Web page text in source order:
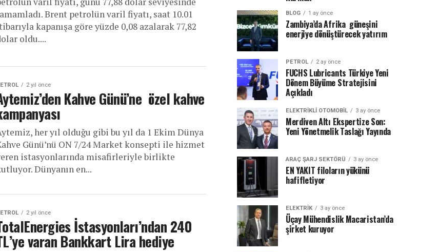
Brent petrolün varil fiyatı, saat 10.01
kapanışa göre yüzde 0,08 azalarak 77,82
oldu....
2 yıl önce
Kahve Günü’ne özel kahve
her yıl olduğu gibi bu yıl da 1 Ekim Dünya
Günü’nü ON 7/24 Market konsepti ile hizmet
istasyonlarında misafirleriyle birlikte
Dünyanın en...
2 yıl önce
İstasyonları’ndan 240
varan Bankkart Lira hediye
BLOG 1 ay önce
Zambiya’da Afrika güneşini
enerjiye dönüştürecek yatırım
PETROL 2 ay önce
FUCHS Lubricants Türkiye Yeni
Dönem Büyüme Stratejisini
Açıkladı
ELEKTRIKLI OTOMOBIL 3 ay önce
Merdiven Altı Ekspertize Son:
Yeni Yönetmelik Taslağı Yayında
ARAÇ ŞARJ SEKTÖRÜ 3 ay önce
EN YAKIT filoların yükünü
hafifletiyor
ELEKTRİK 3 ay önce
Üçay Mühendislik Macaristan’da
şirket kuruyor